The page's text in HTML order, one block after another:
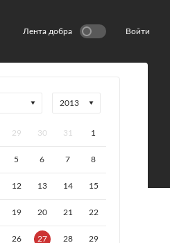
Лента добра Войти
29 30 31 1
5 6 7 8
12 13 14 15
19 20 21 22
26 27 28 29